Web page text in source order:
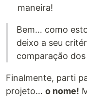
maneira!
Bem… como
deixo a seu
comparação dos
Finalmente, parti
projeto… o nome!